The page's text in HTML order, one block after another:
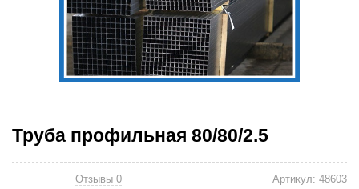
Труба профильная 80/80/2.5
Отзывы 0 Артикул: 48603